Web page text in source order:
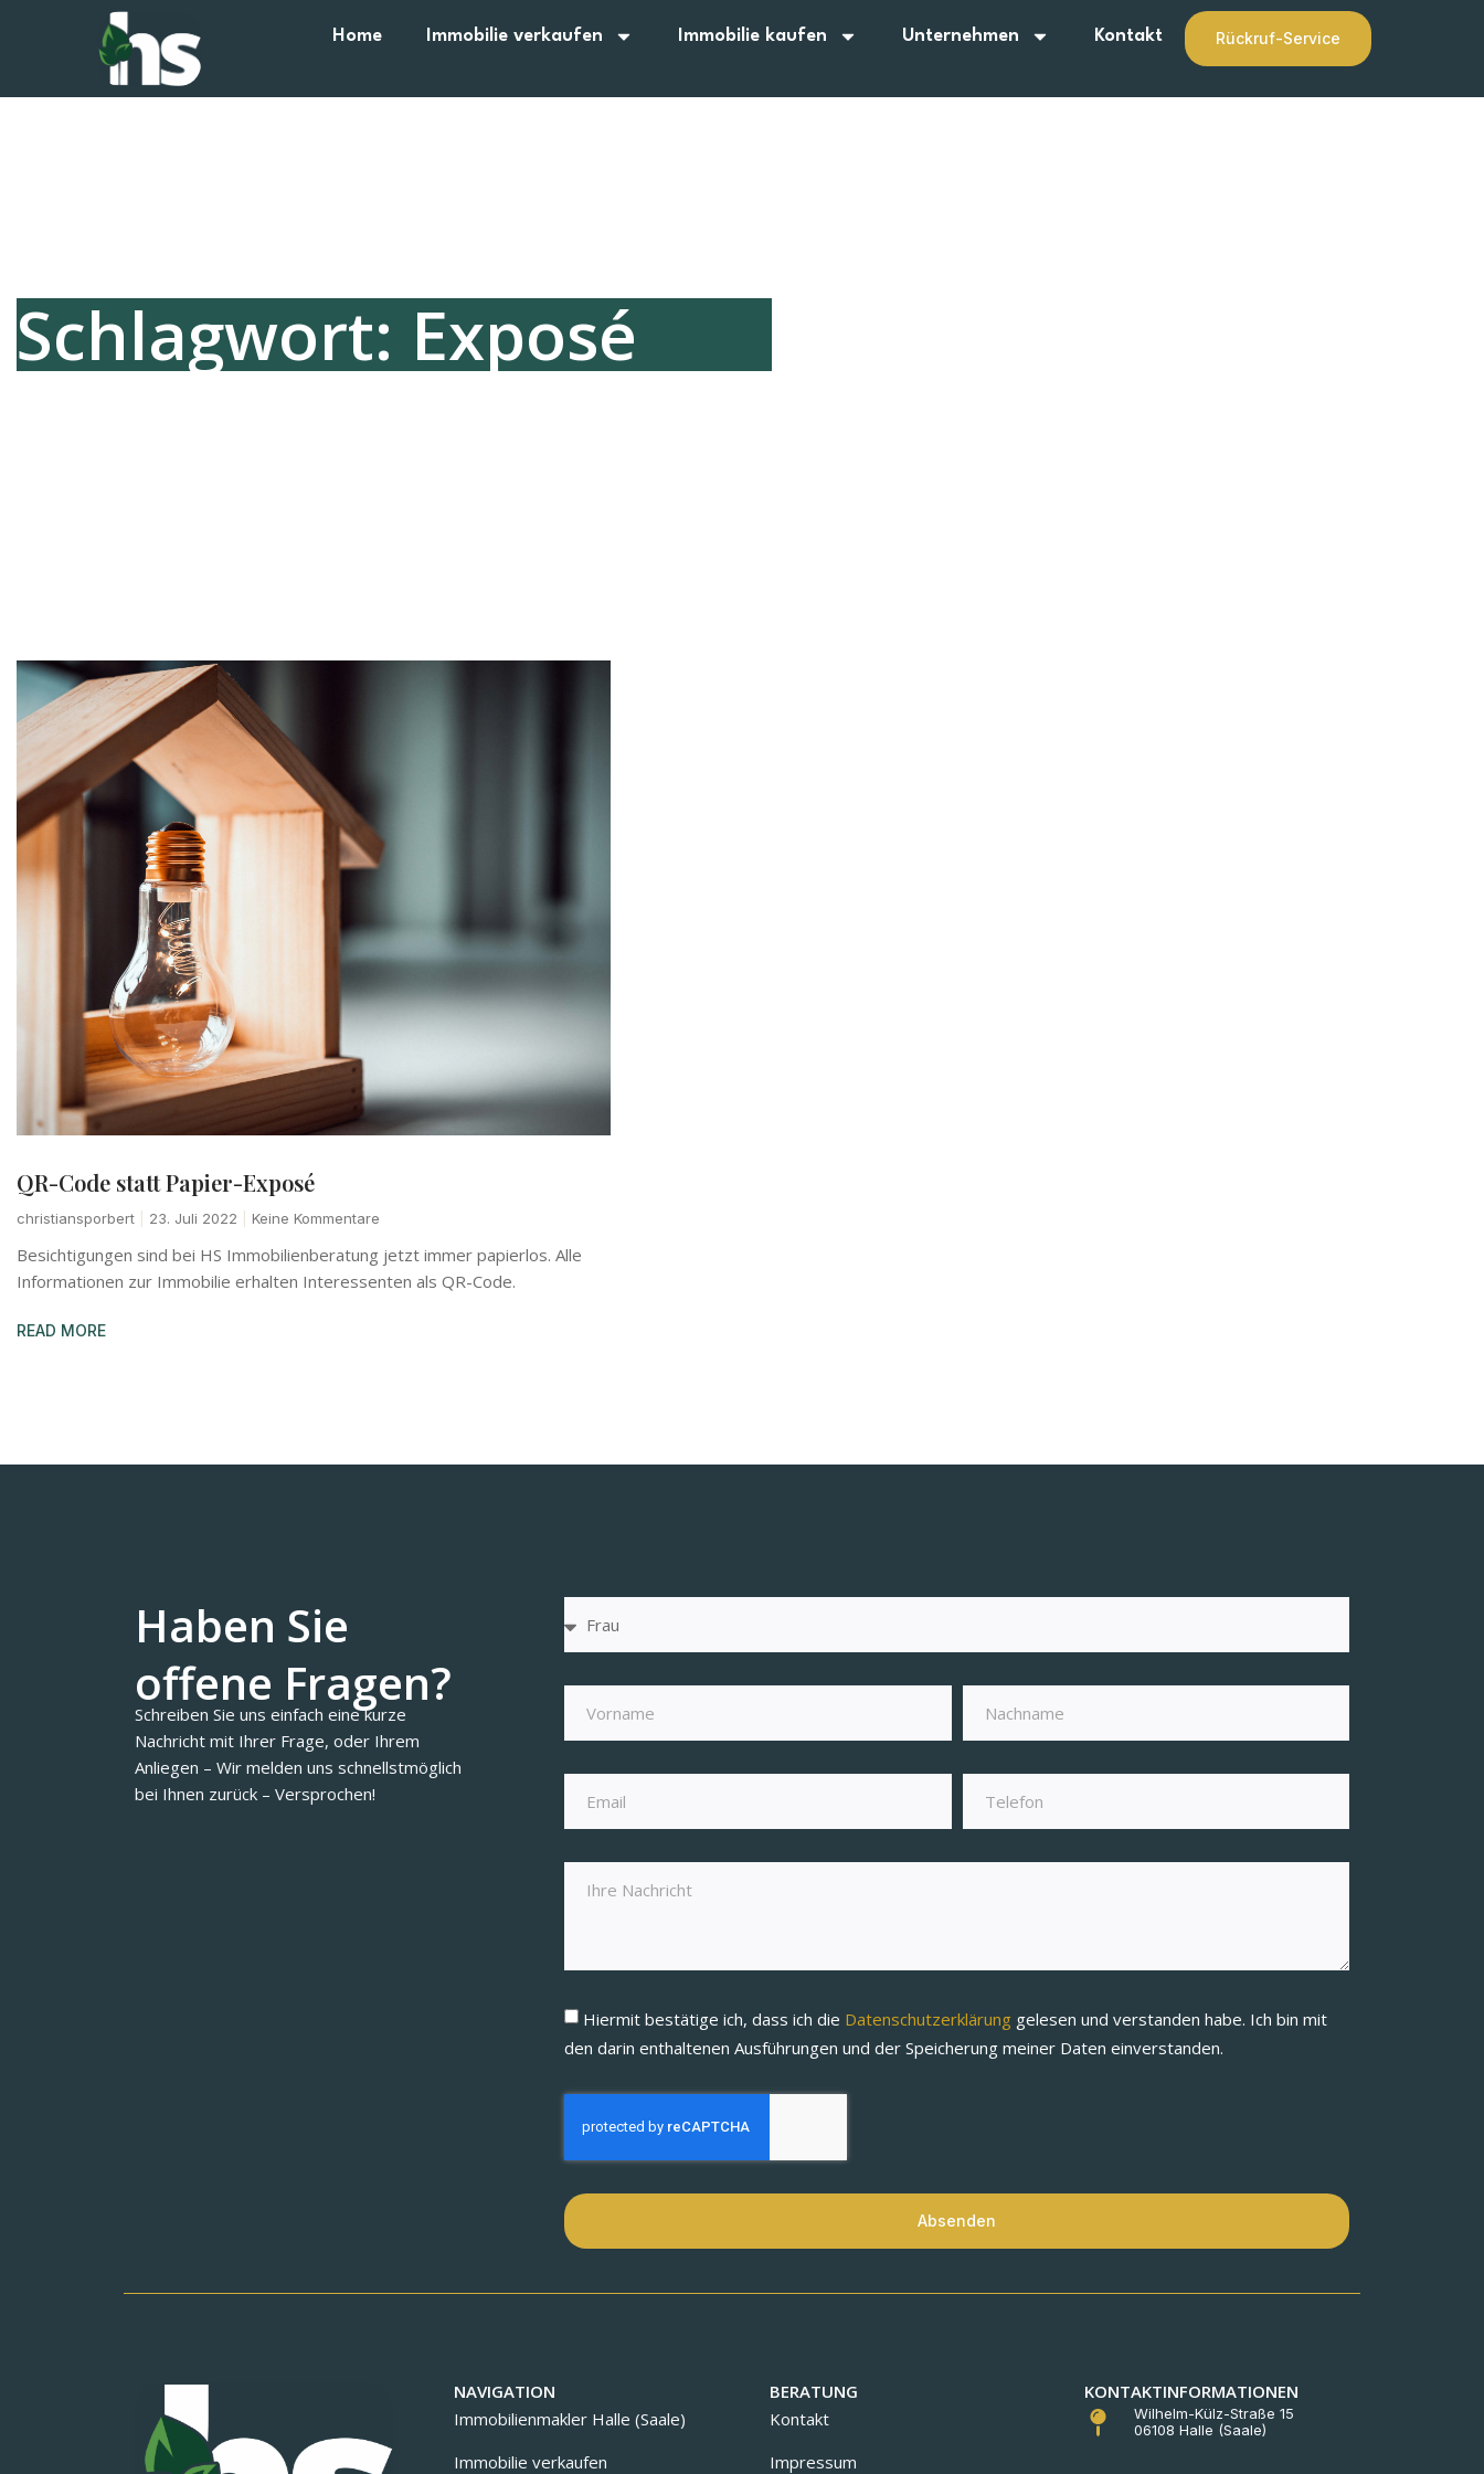
Home Immobilie verkaufen Immobilie kaufen Unternehmen Kontakt Rückruf-Service
Schlagwort: Exposé
QR-Code statt Papier-Exposé
christiansporbert 23. Juli 2022 Keine Kommentare
Besichtigungen sind bei HS Immobilienberatung jetzt immer papierlos. Alle
Informationen zur Immobilie erhalten Interessenten als QR-Code.
READ MORE
Haben Sie
offene Fragen?
Schreiben Sie uns einfach eine kurze
Nachricht mit Ihrer Frage, oder Ihrem
Anliegen – Wir melden uns schnellstmöglich
bei Ihnen zurück – Versprochen!
Hiermit bestätige ich, dass ich die Datenschutzerklärung gelesen und verstanden habe. Ich bin mit
den darin enthaltenen Ausführungen und der Speicherung meiner Daten einverstanden.
Absenden
NAVIGATION
Immobilienmakler Halle (Saale)
Immobilie verkaufen
BERATUNG
Kontakt
Impressum
KONTAKTINFORMATIONEN
Wilhelm-Külz-Straße 15
06108 Halle (Saale)